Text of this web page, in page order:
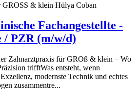
GROSS & klein Hülya Coban
Fachangestellte -
/ PZR (m/w/d)
Zahnarztpraxis für GROß & klein – Wo
trifftWas entsteht, wenn
modernste Technik und echtes
zusammentre...